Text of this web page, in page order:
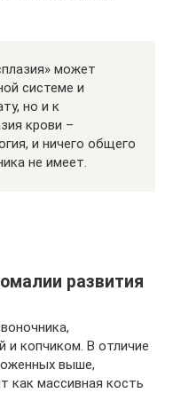
может
системе и
но и к
крови –
и ничего общего
не имеет.
развития
и копчиком. В отличие
выше,
как массивная кость